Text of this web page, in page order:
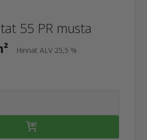
55 PR musta
Hinnat ALV 25,5 %